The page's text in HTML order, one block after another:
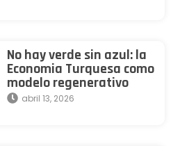
No hay verde sin azul: la
Economia Turquesa como
modelo regenerativo
abril 13, 2026